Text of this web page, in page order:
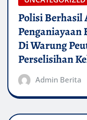
Polisi Berhasil
Penganiayaan
Di Warung
Perselisihan
Admin Berita